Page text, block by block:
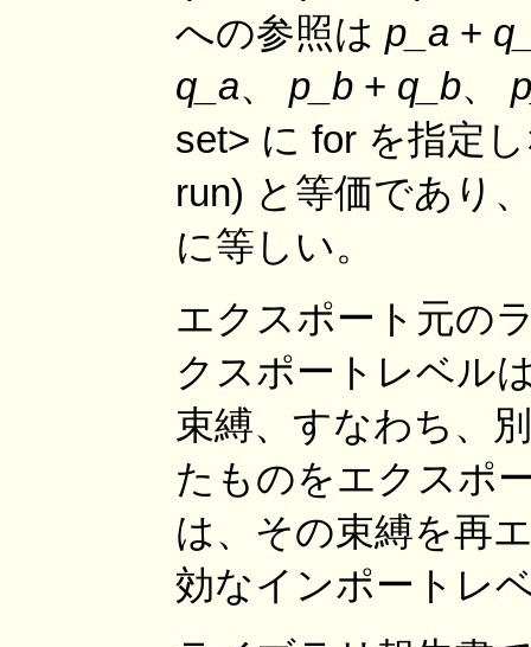
への参照は p_a +
q_a、 p_b + q_b、
set> に for を指定
run) と等価であり
に等しい。
エクスポート元の
クスポートレベル
束縛、すなわち、
たものをエクスポ
は、その束縛を再
効なインポートレ